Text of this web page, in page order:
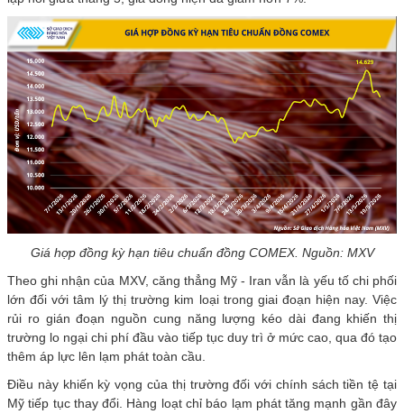
Giá hợp đồng kỳ hạn tiêu chuẩn đồng COMEX. Nguồn: MXV
Theo ghi nhận của MXV, căng thẳng Mỹ - Iran vẫn là yếu tố chi phối
lớn đối với tâm lý thị trường kim loại trong giai đoạn hiện nay. Việc
rủi ro gián đoạn nguồn cung năng lượng kéo dài đang khiến thị
trường lo ngại chi phí đầu vào tiếp tục duy trì ở mức cao, qua đó tạo
thêm áp lực lên lạm phát toàn cầu.
Điều này khiến kỳ vọng của thị trường đối với chính sách tiền tệ tại
Mỹ tiếp tục thay đổi. Hàng loạt chỉ báo lạm phát tăng mạnh gần đây